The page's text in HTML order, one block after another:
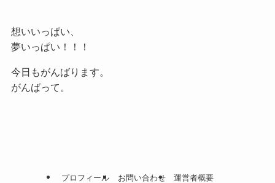
想いいっぱい、
夢いっぱい！！！
今日もがんばります。
がんばって。
プロフィール お問い合わせ 運営者概要